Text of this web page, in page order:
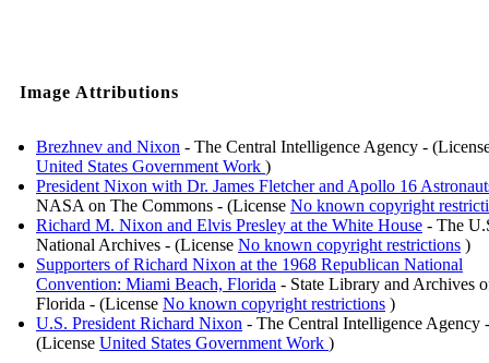
Image Attributions
Brezhnev and Nixon - The Central Intelligence Agency -
United States Government Work )
President Nixon with Dr. James Fletcher and Apollo 16
NASA on The Commons - (License No known copyright
Richard M. Nixon and Elvis Presley at the White House - The
National Archives - (License No known copyright restrictions )
Supporters of Richard Nixon at the 1968 Republican National
Convention: Miami Beach, Florida - State Library and Archives
Florida - (License No known copyright restrictions )
U.S. President Richard Nixon - The Central Intelligence Agency -
(License United States Government Work )